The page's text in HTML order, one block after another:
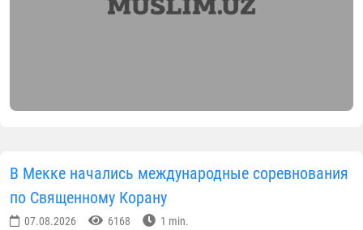
В Мекке начались международные соревнования
по Священному Корану
07.08.2026 6168 1 min.